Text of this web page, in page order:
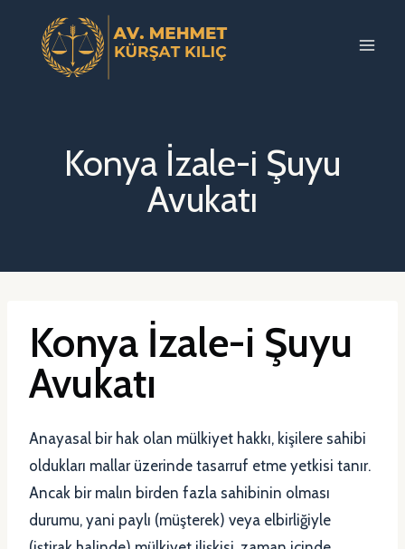
content
Konya İzale-i Şuyu
Avukatı
Konya İzale-i Şuyu
Avukatı
Anayasal bir hak olan mülkiyet hakkı, kişilere sahibi
oldukları mallar üzerinde tasarruf etme yetkisi tanır.
Ancak bir malın birden fazla sahibinin olması
durumu, yani paylı (müşterek) veya elbirliğiyle